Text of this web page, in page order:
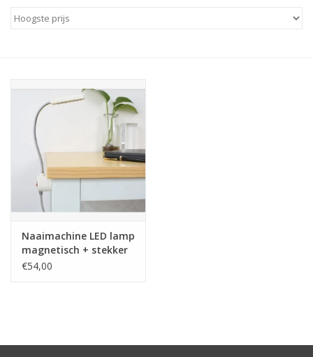
Hobby/Knutselen
Stoffen
Breien en haken
Handwerk
Workshop
Naaimachine LED lamp
magnetisch + stekker
LC-1K
€54,00